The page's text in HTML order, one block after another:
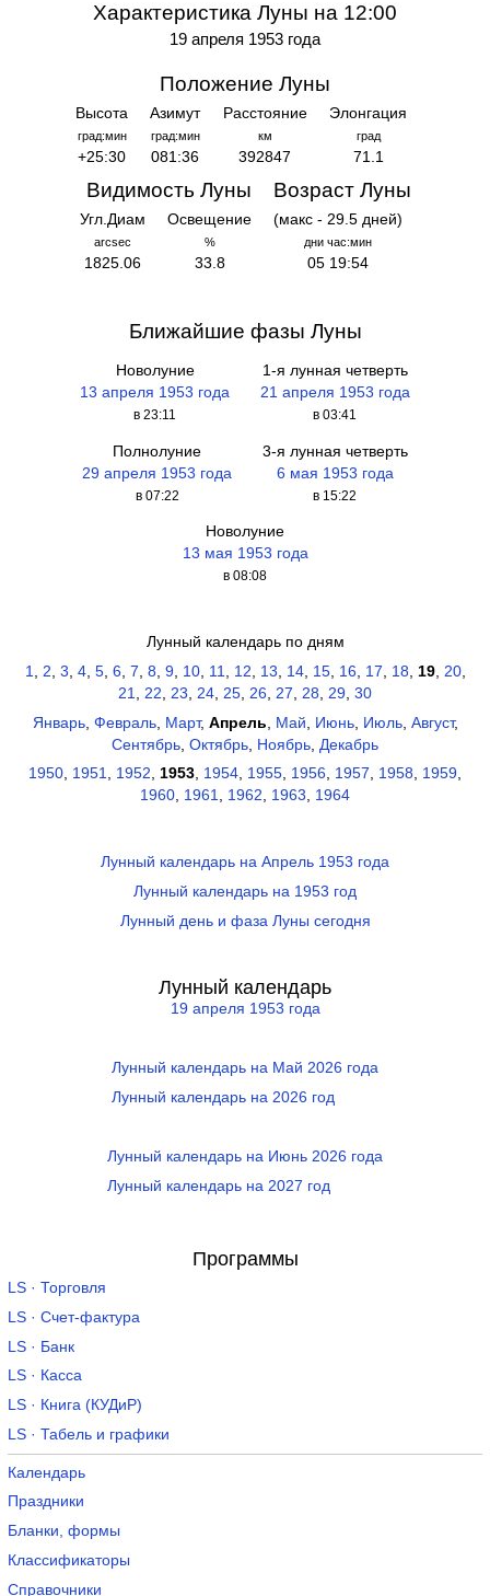
Характеристика Луны на 12:00
19 апреля 1953 года
Положение Луны
Высота
град:мин
+25:30
Азимут
град:мин
081:36
Расстояние
км
392847
Элонгация
град
71.1
Видимость Луны
Угл.Диам
arcsec
1825.06
Освещение
%
33.8
Возраст Луны
(макс - 29.5 дней)
дни час:мин
05 19:54
Ближайшие фазы Луны
Новолуние
13 апреля 1953 года
в 23:11
1-я лунная четверть
21 апреля 1953 года
в 03:41
Полнолуние
29 апреля 1953 года
в 07:22
3-я лунная четверть
6 мая 1953 года
в 15:22
Новолуние
13 мая 1953 года
в 08:08
Лунный календарь по дням
1
2 3 4, 5, 6, 7 8 9, 10, 11 12 13 14, 15, 16, 17 18 19, 20,
21
22 23 24 25 26 27 28 29 30
Январь, Февраль, Март, Апрель Май Июнь, Июль, Август,
Сентябрь Октябрь Ноябрь Декабрь
1950, 1951, 1952, 1953, 1954, 1955, 1956, 1957, 1958, 1959,
1960, 1961, 1962, 1963, 1964
Лунный календарь на Апрель 1953 года
Лунный календарь на 1953 год
Лунный день и фаза Луны сегодня
Лунный календарь
19 апреля 1953 года
Лунный календарь на Май 2026 года
Лунный календарь на 2026 год
Лунный календарь на Июнь 2026 года
Лунный календарь на 2027 год
Программы
LS · Торговля
LS · Счет-фактура
LS · Банк
LS · Касса
LS · Книга (КУДиР)
LS · Табель и графики
Календарь
Праздники
Бланки, формы
Классификаторы
Справочники